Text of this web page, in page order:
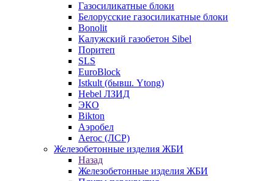
Газосиликатные блоки
Белорусские газосиликатные блоки
Bonolit
Калужский газобетон Sibel
Поритеп
SLS
EuroBlock
Istkult (бывш. Ytong)
Hebel ЛЗИД
ЭКО
Bikton
Аэробел
Aeroc (ЛСР)
Железобетонные изделия ЖБИ
Назад
Железобетонные изделия ЖБИ